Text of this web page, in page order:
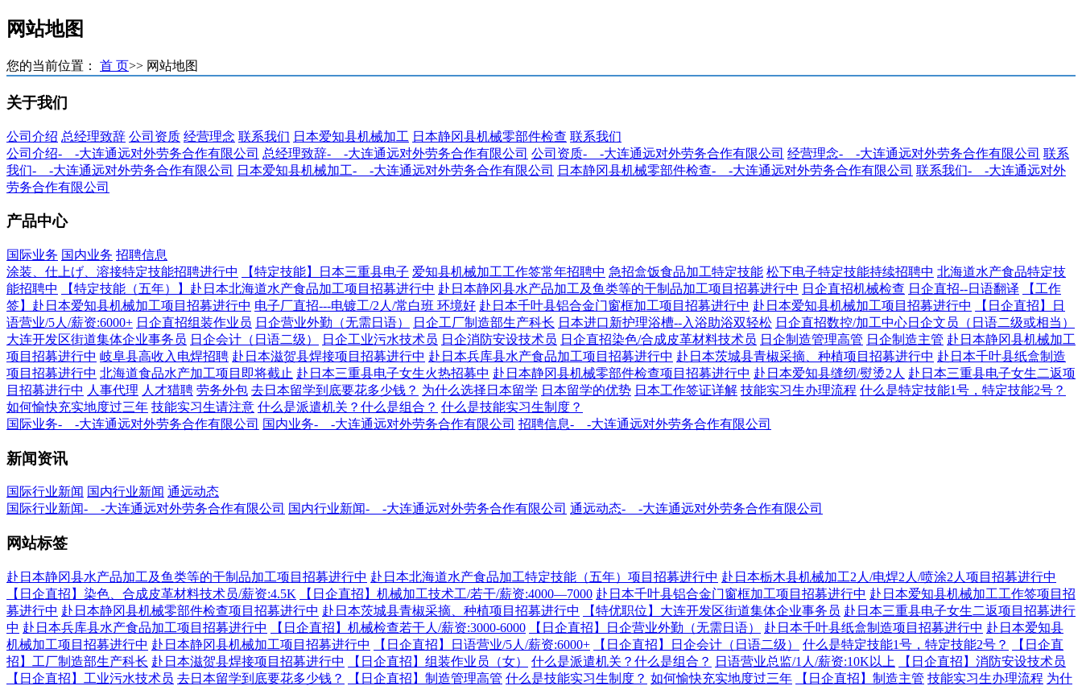
网站地图
您的当前位置： 首 页>> 网站地图
关于我们
公司介绍 总经理致辞 公司资质 经营理念 联系我们 日本爱知县机械加工 日本静冈县机械零部件检查 联系我们
公司介绍-__-大连通远对外劳务合作有限公司 总经理致辞-__-大连通远对外劳务合作有限公司 公司资质-__-大连通远对外劳务合作有限公司 经营理念-__-大连通远对外劳务合作有限公司 联系
我们-__-大连通远对外劳务合作有限公司
日本爱知县机械加工-__-大连通远对外劳务合作有限公司 日本静冈县机械零部件检查-__-大连通远对外劳务合作有限公司 联系我们-__-大连通远对外
劳务合作有限公司
产品中心
国际业务 国内业务 招聘信息
涂装、仕上げ、溶接特定技能招聘进行中
【特定技能】日本三重县电子 爱知县机械加工工作签常年招聘中 急招盒饭食品加工特定技能 松下电子特定技能持续招聘中 北海道水产食品特定技
能招聘中
【特定技能（五年）】赴日本北海道水产食品加工项目招募进行中 赴日本静冈县水产品加工及鱼类等的干制品加工项目招募进行中 日企直招机械检查 日企直招--日语翻译
【工作
签】赴日本爱知县机械加工项目招募进行中 电子厂直招---电镀工/2人/常白班 环境好 赴日本千叶县铝合金门窗框加工项目招募进行中 赴日本爱知县机械加工项目招募进行中
【日企直招】日
语营业/5人/薪资:6000+ 日企直招组装作业员 日企营业外勤（无需日语） 日企工厂制造部生产科长 日本进口新护理浴槽--入浴助浴双轻松 日企直招数控/加工中心​日企文员（日语二级或相当）
大连开发区街道集体企业事务员 日企会计（日语二级） 日企工业污水技术员 日企消防安设技术员 日企直招染色/合成皮革材料技术员 日企制造管理高管 日企制造主管 赴日本静冈县机械加工
项目招募进行中 岐阜县高收入电焊招聘 赴日本滋贺县焊接项目招募进行中 赴日本兵库县水产食品加工项目招募进行中 赴日本茨城县青椒采摘、种植项目招募进行中 赴日本千叶县纸盒制造
项目招募进行中 北海道食品水产加工项目即将截止 赴日本三重县电子女生火热招募中 赴日本静冈县机械零部件检查项目招募进行中 赴日本爱知县缝纫/熨烫2人 赴日本三重县电子女生二返项
目招募进行中 人事代理 人才猎聘 劳务外包 去日本留学到底要花多少钱？ 为什么选择日本留学 日本留学的优势 日本工作签证详解 技能实习生办理流程 什么是特定技能1号，特定技能2号？
如何愉快充实地度过三年 技能实习生请注意 什么是派遣机关？什么是组合？ 什么是技能实习生制度？
国际业务-__-大连通远对外劳务合作有限公司 国内业务-__-大连通远对外劳务合作有限公司 招聘信息-__-大连通远对外劳务合作有限公司
新闻资讯
国际行业新闻 国内行业新闻 通远动态
国际行业新闻-__-大连通远对外劳务合作有限公司 国内行业新闻-__-大连通远对外劳务合作有限公司 通远动态-__-大连通远对外劳务合作有限公司
网站标签
赴日本静冈县水产品加工及鱼类等的干制品加工项目招募进行中 赴日本北海道水产食品加工特定技能（五年）项目招募进行中 赴日本栃木县机械加工2人/电焊2人/喷涂2人项目招募进行中
【日企直招】染色、合成皮革材料技术员/薪资:4.5K
【日企直招】机械加工技术工/若干/薪资:4000—7000 赴日本千叶县铝合金门窗框加工项目招募进行中 赴日本爱知县机械加工工作签项目招
募进行中 赴日本静冈县机械零部件检查项目招募进行中 赴日本茨城县青椒采摘、种植项目招募进行中 【特优职位】大连开发区街道集体企业事务员 赴日本三重县电子女生二返项目招募进行
中 赴日本兵库县水产食品加工项目招募进行中 【日企直招】机械检查若干人/薪资:3000-6000 【日企直招】日企营业外勤（无需日语） 赴日本千叶县纸盒制造项目招募进行中 赴日本爱知县
机械加工项目招募进行中 赴日本静冈县机械加工项目招募进行中 【日企直招】日语营业/5人/薪资:6000+ 【日企直招】日企会计（日语二级） 什么是特定技能1号，特定技能2号？
【日企直
招】工厂制造部生产科长 赴日本滋贺县焊接项目招募进行中 【日企直招】组装作业员（女） 什么是派遣机关？什么是组合？ 日语营业总监/1人/薪资:10K以上
【日企直招】消防安设技术员
【日企直招】工业污水技术员 去日本留学到底要花多少钱？ 【日企直招】制造管理高管 什么是技能实习生制度？ 如何愉快充实地度过三年 【日企直招】制造主管 技能实习生办理流程 为什